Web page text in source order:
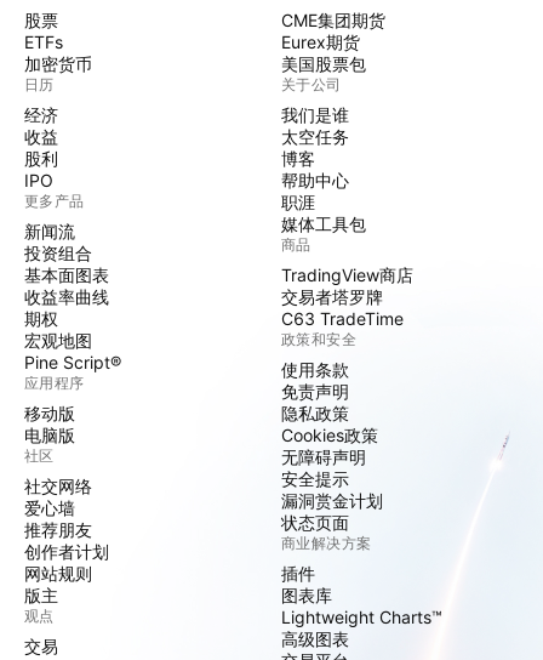
股票
ETFs
加密货币
日历
经济
收益
股利
IPO
更多产品
新闻流
投资组合
基本面图表
收益率曲线
期权
宏观地图
Pine Script®
应用程序
移动版
电脑版
社区
社交网络
爱心墙
推荐朋友
创作者计划
网站规则
版主
观点
交易
CME集团期货
Eurex期货
美国股票包
关于公司
我们是谁
太空任务
博客
帮助中心
职涯
媒体工具包
商品
TradingView商店
交易者塔罗牌
C63 TradeTime
政策和安全
使用条款
免责声明
隐私政策
Cookies政策
无障碍声明
安全提示
漏洞赏金计划
状态页面
商业解决方案
插件
图表库
Lightweight Charts™
高级图表